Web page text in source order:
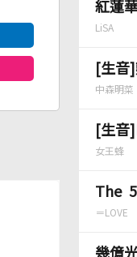
紅蓮
LiSA
[生音
中森明菜
[生音
女王蜂
The
＝LOVE
幾億